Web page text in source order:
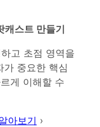
캐스트 만들기
고 초점 영역을
가 중요한 핵심
게 이해할 수
아보기 ›